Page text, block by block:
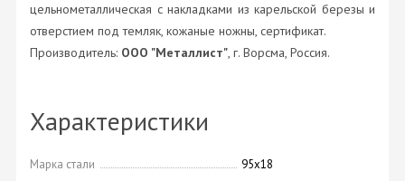
цельнометаллическая с накладками из карельской березы и
отверстием под темляк, кожаные ножны, сертификат.
Производитель: ООО "Металлист", г. Ворсма, Россия.
Характеристики
Марка стали
95х18